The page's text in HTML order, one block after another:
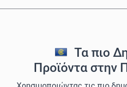
Τα πιο
Προϊόντα στην